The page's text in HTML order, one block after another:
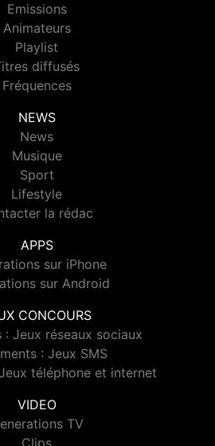
Emissions
Animateurs
Playlist
diffusés
Fréquences
NEWS
News
Musique
Sport
Lifestyle
la rédac
APPS
sur iPhone
sur Android
CONCOURS
: Jeux réseaux sociaux
: Jeux SMS
téléphone et internet
VIDEO
TV